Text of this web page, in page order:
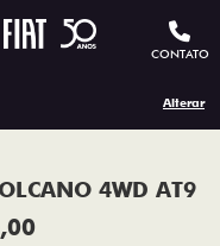
CONTATO
Alterar
4WD AT9